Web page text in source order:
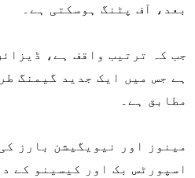
بعد، آف پٹنگ ہوسکتی ہے۔
جب کہ ترتیب واقف ہے،
ہے جس میں ایک جدید گیمنگ
مطابق ہے۔
مینوز اور نیویگیشن بارز
اسپورٹس بک اور کیسینو کے